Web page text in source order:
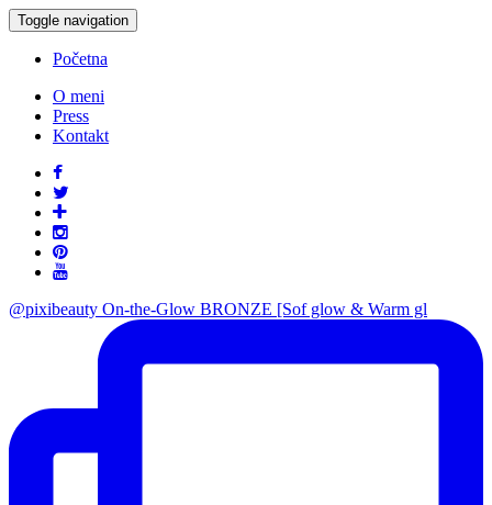
Toggle navigation
Početna
O meni
Press
Kontakt
@pixibeauty On-the-Glow BRONZE [Sof glow & Warm gl